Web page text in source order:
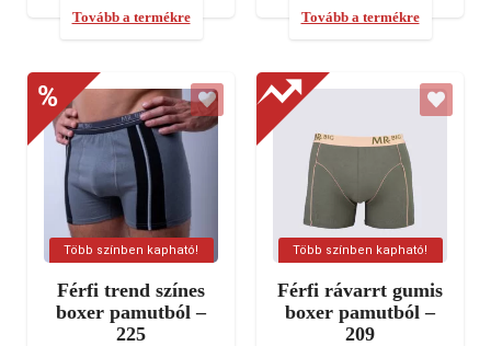
Tovább a termékre Tovább a termékre
Több színben kapható!
Férfi trend színes
boxer pamutból –
225
Több színben kapható!
Férfi rávarrt gumis
boxer pamutból –
209